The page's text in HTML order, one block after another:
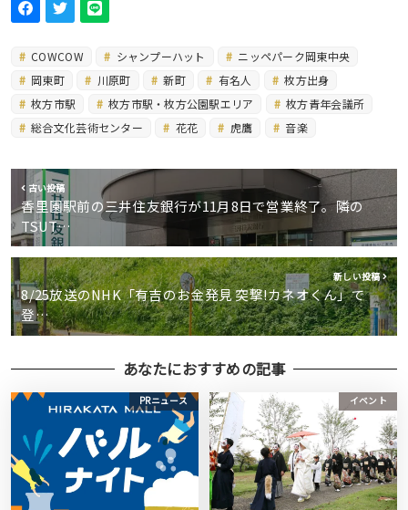
COWCOW シャンプーハット
ニッペパーク岡東中央
岡東町
川原町 新町 有名人
枚方出身
枚方市駅
枚方市駅・枚方公園駅エリア
枚方青年会議所
総合文化芸術センター
花花 虎鷹 音楽
古い投稿
香里園駅前の三井住友銀行が11月8日で営業終了。隣の
TSUT…
新しい投稿
8/25放送のNHK「有吉のお金発見 突撃!カネオくん」で
登…
あなたにおすすめの記事
PRニュース イベント